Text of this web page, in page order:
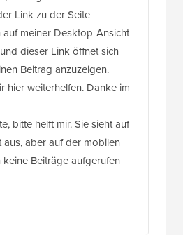
Link zu der Seite
meiner Desktop-Ansicht
dieser Link öffnet sich
Beitrag anzuzeigen.
hier weiterhelfen. Danke im
bitte helft mir. Sie sieht auf
aber auf der mobilen
Beiträge aufgerufen